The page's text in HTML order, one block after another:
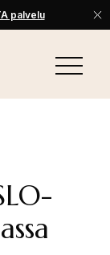
palvelu
VALIKKO